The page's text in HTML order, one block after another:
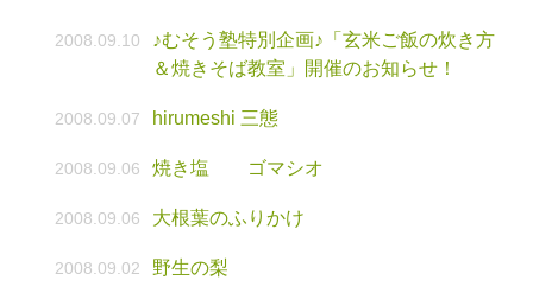
2008.09.10
♪むそう塾特別企画♪「玄米ご飯の炊き方
＆焼きそば教室」開催のお知らせ！
2008.09.07 hirumeshi 三態
2008.09.06 焼き塩 ゴマシオ
2008.09.06 大根葉のふりかけ
2008.09.02 野生の梨